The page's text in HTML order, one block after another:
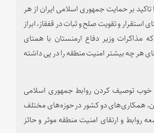
بر حمایت جمهوری اسلامی ایران از هر
استقرار و تقویت صلح و ثبات در قفقاز، ابراز
مذاکرات وزیر دفاع ارمنستان با همتای
هر چه بیشتر امنیت منطقه را در پی داشته
خوب توصیف کردن روابط جمهوری اسلامی
همکاری‌های دو کشور در حوزه‌های مختلف
روابط و ارتقای امنیت منطقه موثر و حائز